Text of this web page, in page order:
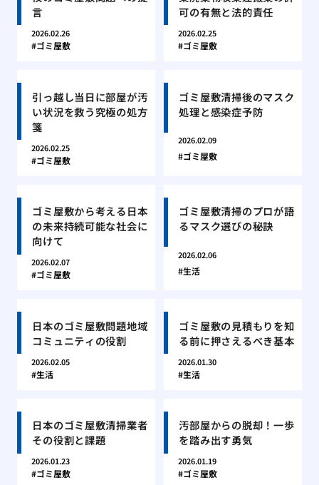
言
2026.02.26
ゴミ屋敷
可の有無と法的責任
2026.02.25
ゴミ屋敷
引っ越し当日に部屋が汚
い状況を救う究極の処方
箋
2026.02.25
ゴミ屋敷
ゴミ屋敷清掃後のマスク
処理と感染症予防
2026.02.09
ゴミ屋敷
ゴミ屋敷から考える日本
の未来持続可能な社会に
向けて
2026.02.07
ゴミ屋敷
ゴミ屋敷清掃のプロが語
るマスク選びの秘訣
2026.02.06
生活
日本のゴミ屋敷問題地域
コミュニティの役割
2026.02.05
生活
ゴミ屋敷の見積もりを知
る前に押さえるべき基本
2026.01.30
生活
日本のゴミ屋敷清掃業者
その役割と課題
2026.01.23
ゴミ屋敷
汚部屋からの脱却！一歩
を踏み出す勇気
2026.01.19
ゴミ屋敷